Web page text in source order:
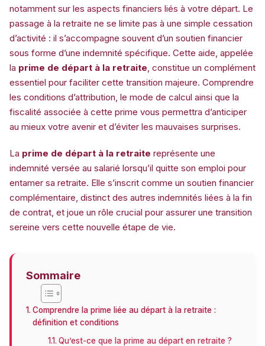
notamment sur les aspects financiers liés à votre départ. Le
passage à la retraite ne se limite pas à une simple cessation
d’activité : il s’accompagne souvent d’un soutien financier
sous forme d’une indemnité spécifique. Cette aide, appelée
la prime de départ à la retraite, constitue un complément
essentiel pour faciliter cette transition majeure. Comprendre
les conditions d’attribution, le mode de calcul ainsi que la
fiscalité associée à cette prime vous permettra d’anticiper
au mieux votre avenir et d’éviter les mauvaises surprises.
La prime de départ à la retraite représente une
indemnité versée au salarié lorsqu’il quitte son emploi pour
entamer sa retraite. Elle s’inscrit comme un soutien financier
complémentaire, distinct des autres indemnités liées à la fin
de contrat, et joue un rôle crucial pour assurer une transition
sereine vers cette nouvelle étape de vie.
Sommaire
Comprendre la prime liée au départ à la retraite :
définition et conditions
Qu’est-ce que la prime au départ en retraite ?